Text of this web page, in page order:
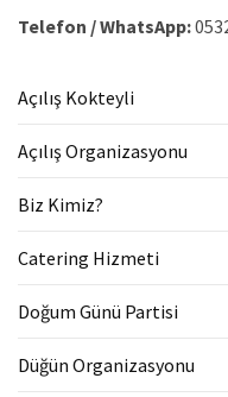
Telefon / WhatsApp:
Açılış Kokteyli
Açılış Organizasyonu
Biz Kimiz?
Catering Hizmeti
Doğum Günü Partisi
Düğün Organizasyonu